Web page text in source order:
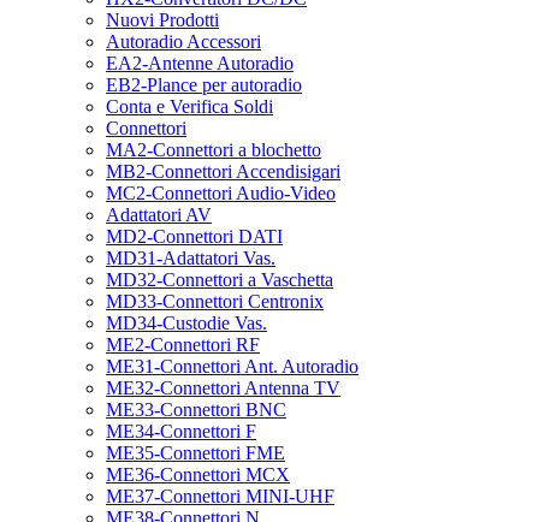
Nuovi Prodotti
Autoradio Accessori
EA2-Antenne Autoradio
EB2-Plance per autoradio
Conta e Verifica Soldi
Connettori
MA2-Connettori a blochetto
MB2-Connettori Accendisigari
MC2-Connettori Audio-Video
Adattatori AV
MD2-Connettori DATI
MD31-Adattatori Vas.
MD32-Connettori a Vaschetta
MD33-Connettori Centronix
MD34-Custodie Vas.
ME2-Connettori RF
ME31-Connettori Ant. Autoradio
ME32-Connettori Antenna TV
ME33-Connettori BNC
ME34-Connettori F
ME35-Connettori FME
ME36-Connettori MCX
ME37-Connettori MINI-UHF
ME38-Connettori N